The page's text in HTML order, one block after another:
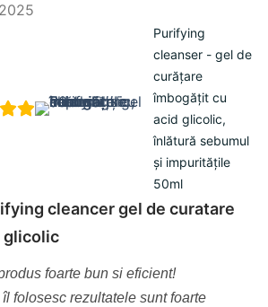
Purifying
cleanser - gel de
curățare
îmbogățit cu
acid glicolic,
înlătură sebumul
și impuritățile
50ml
cleancer gel de curatare
glicolic
foarte bun si eficient!
folosesc rezultatele sunt foarte